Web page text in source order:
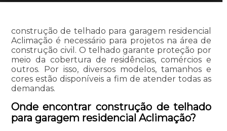
construção de telhado para garagem residencial
Aclimação é necessário para projetos na área de
construção civil. O telhado garante proteção por
meio da cobertura de residências, comércios e
outros. Por isso, diversos modelos, tamanhos e
cores estão disponíveis a fim de atender todas as
demandas.
Onde encontrar construção de telhado
para garagem residencial Aclimação?